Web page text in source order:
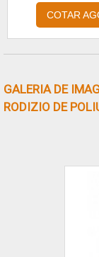
sapatas....
COTAR
GALERIA DE
RODIZIO DE